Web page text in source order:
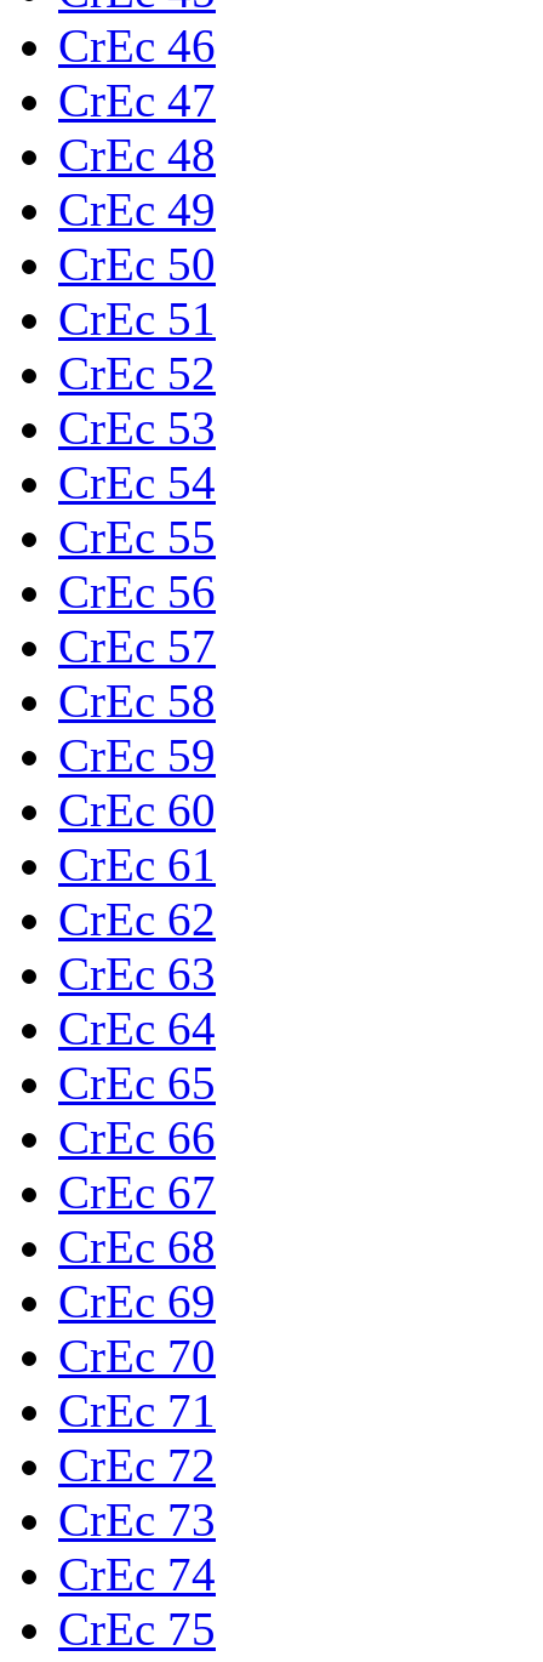
CrEc 46
CrEc 47
CrEc 48
CrEc 49
CrEc 50
CrEc 51
CrEc 52
CrEc 53
CrEc 54
CrEc 55
CrEc 56
CrEc 57
CrEc 58
CrEc 59
CrEc 60
CrEc 61
CrEc 62
CrEc 63
CrEc 64
CrEc 65
CrEc 66
CrEc 67
CrEc 68
CrEc 69
CrEc 70
CrEc 71
CrEc 72
CrEc 73
CrEc 74
CrEc 75